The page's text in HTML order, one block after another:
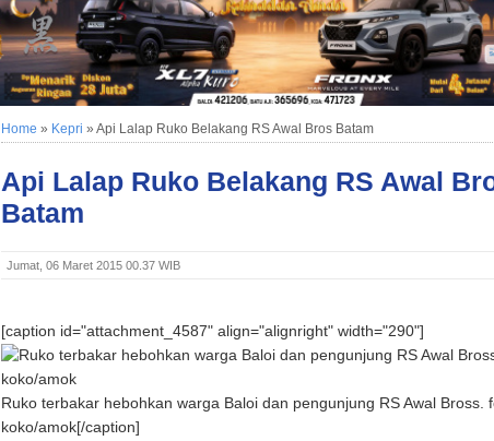
Home » Kepri » Api Lalap Ruko Belakang RS Awal Bros Batam
Api Lalap Ruko Belakang RS Awal
Batam
Jumat, 06 Maret 2015 00.37 WIB
[caption id="attachment_4587" align="alignright" width="290"]
Ruko terbakar hebohkan warga Baloi dan pengunjung RS Awal Bross.
koko/amok[/caption]